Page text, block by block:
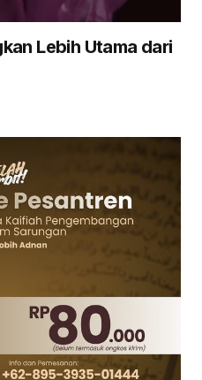
Lebih Utama dari